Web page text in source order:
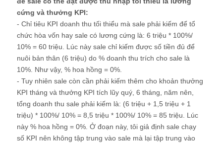
cứng và thưởng KPI:
- Chỉ tiêu KPI doanh thu tối thiểu mà sale phải kiếm để tổ
chức hòa vốn hay sale có lương cứng là: 6 triệu * 100%/
10% = 60 triệu. Lúc này sale chỉ kiếm được số tiền đủ để
nuôi bản thân (6 triệu) do % doanh thu trích cho sale là
10%. Như vậy, % hoa hồng = 0%.
- Tuy nhiên sale còn cần phải kiếm thêm cho khoản thưởng
KPI tháng và thưởng KPI tích lũy quý, 6 tháng, năm nên,
tổng doanh thu sale phải kiếm là: (6 triệu + 1,5 triệu + 1
triệu) * 100%/ 10% = 8,5 triệu * 100%/ 10% = 85 triệu. Lúc
này % hoa hồng = 0%. Ở đoạn này, tôi giả định sale chạy
số KPI nên không tập trung vào sale mà lại tập trung vào